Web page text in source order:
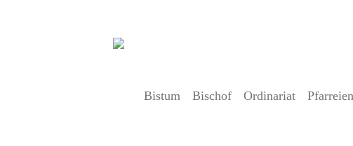
Bistum Bischof Ordinariat Pfarreien